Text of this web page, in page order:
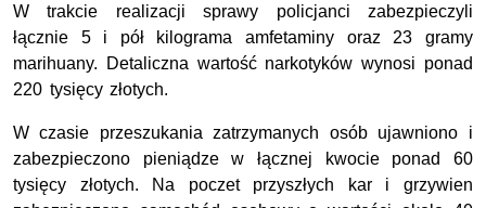
W trakcie realizacji sprawy policjanci zabezpieczyli
łącznie 5 i pół kilograma amfetaminy oraz 23 gramy
marihuany. Detaliczna wartość narkotyków wynosi ponad
220 tysięcy złotych.
W czasie przeszukania zatrzymanych osób ujawniono i
zabezpieczono pieniądze w łącznej kwocie ponad 60
tysięcy złotych. Na poczet przyszłych kar i grzywien